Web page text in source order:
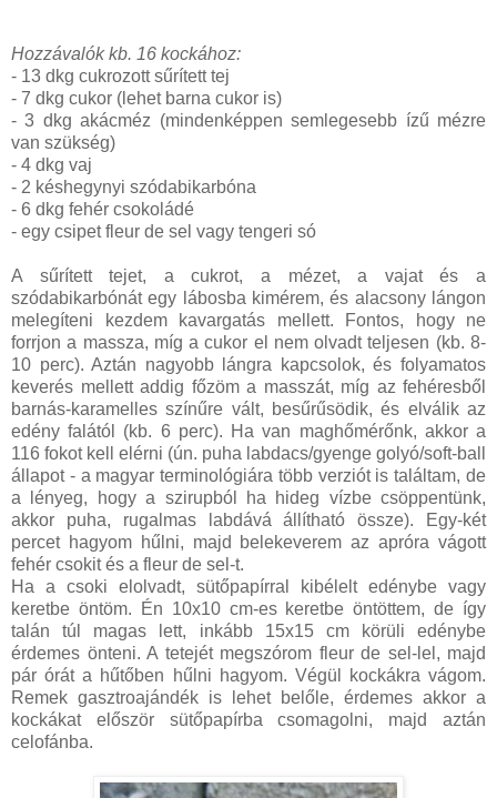
Hozzávalók kb. 16 kockához:
- 13 dkg cukrozott sűrített tej
- 7 dkg cukor (lehet barna cukor is)
- 3 dkg akácméz (mindenképpen semlegesebb ízű mézre
van szükség)
- 4 dkg vaj
- 2 késhegynyi szódabikarbóna
- 6 dkg fehér csokoládé
- egy csipet fleur de sel vagy tengeri só
A sűrített tejet, a cukrot, a mézet, a vajat és a
szódabikarbónát egy lábosba kimérem, és alacsony lángon
melegíteni kezdem kavargatás mellett. Fontos, hogy ne
forrjon a massza, míg a cukor el nem olvadt teljesen (kb. 8-
10 perc). Aztán nagyobb lángra kapcsolok, és folyamatos
keverés mellett addig főzöm a masszát, míg az fehéresből
barnás-karamelles színűre vált, besűrűsödik, és elválik az
edény falától (kb. 6 perc). Ha van maghőmérőnk, akkor a
116 fokot kell elérni (ún. puha labdacs/gyenge golyó/soft-ball
állapot - a magyar terminológiára több verziót is találtam, de
a lényeg, hogy a szirupból ha hideg vízbe csöppentünk,
akkor puha, rugalmas labdává állítható össze). Egy-két
percet hagyom hűlni, majd belekeverem az apróra vágott
fehér csokit és a fleur de sel-t.
Ha a csoki elolvadt, sütőpapírral kibélelt edénybe vagy
keretbe öntöm. Én 10x10 cm-es keretbe öntöttem, de így
talán túl magas lett, inkább 15x15 cm körüli edénybe
érdemes önteni. A tetejét megszórom fleur de sel-lel, majd
pár órát a hűtőben hűlni hagyom. Végül kockákra vágom.
Remek gasztroajándék is lehet belőle, érdemes akkor a
kockákat először sütőpapírba csomagolni, majd aztán
celofánba.